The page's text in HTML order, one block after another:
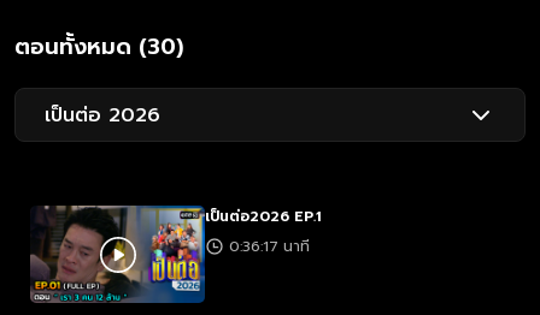
ชาย หรือจะรักษาตำแหน่งเสือผู้หญิงไว้ได้กันแน่ ดูย้อนหลังซิตคอม เป็น
ต่อ 2026 ตอนล่าสุด เวอร์ชัน UNCUT ที่เดียว ทางแอป oneD ทุกวัน
พฤหัสบดี เวลา 22:30 น. #เป็นต่อ #ขั้นเทพ #พี่น้องครับ #เจ้าชู้
#เพลย์บอย #แฟนเก่า #ญาดา #นับเก้า
ตอนทั้งหมด (30)
เป็นต่อ 2026
เป็นต่อ2026 EP.1
0:36:17 นาที